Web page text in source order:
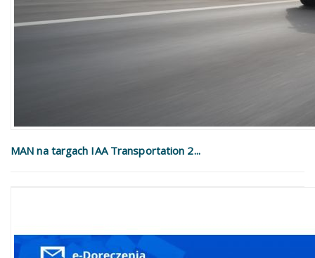
MAN na targach IAA Transportation 2...